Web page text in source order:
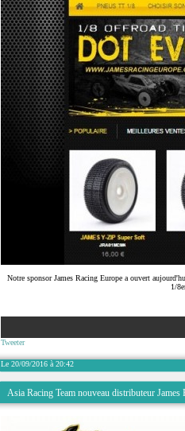
Notre sponsor James Racing Europe a ouvert
1/
Tweeter
Le 20/09/2016 à 20:42
Asia Racing Team nouveau distributeur James